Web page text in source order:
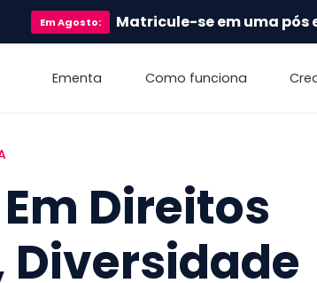
EmAgosto: Matricule-se em uma pós
Ementa Como funciona
Direitos
Diversidade